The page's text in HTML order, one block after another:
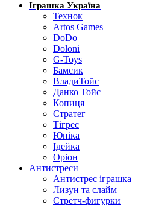
Іграшка Україна
Технок
Artos Games
DoDo
Doloni
G-Toys
Бамсик
ВладиТойс
Данко Тойс
Копиця
Стратег
Тігрес
Юніка
Ідейка
Оріон
Антистреси
Антистрес іграшка
Лизун та слайм
Стретч-фигурки